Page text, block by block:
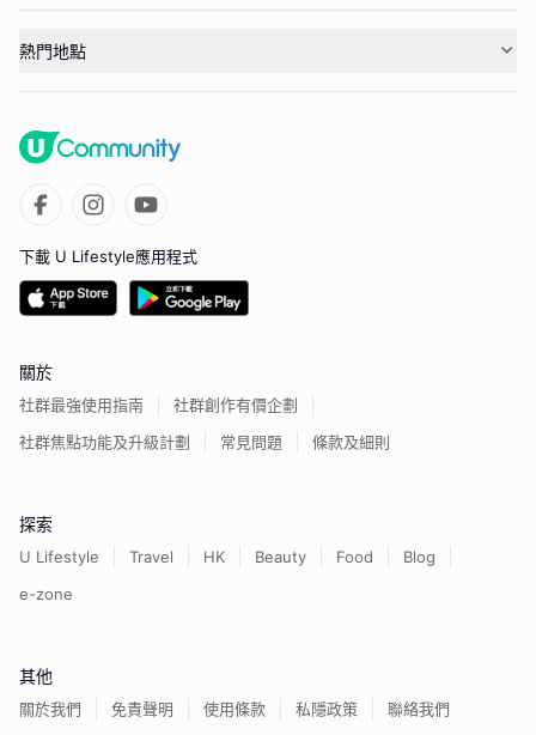
熱門地點
下載 U Lifestyle應用程式
關於
社群最強使用指南
社群創作有價企劃
社群焦點功能及升級計劃
常見問題 條款及細則
探索
U Lifestyle Travel HK Beauty Food
Blog
e-zone
其他
關於我們 免責聲明 使用條款 私隱政策 聯絡我們